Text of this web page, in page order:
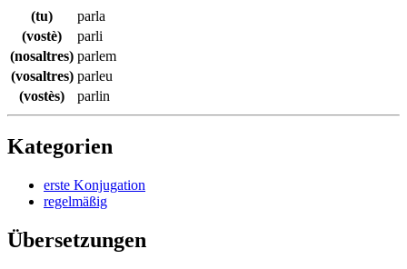
(tu)
parla
(vostè)
parli
(nosaltres) parlem
(vosaltres) parleu
(vostès)
parlin
Kategorien
erste Konjugation
regelmäßig
Übersetzungen